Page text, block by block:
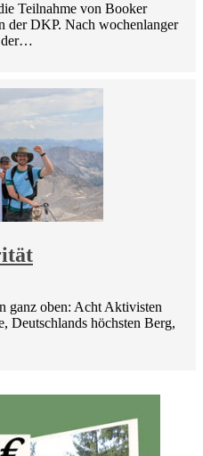
Teilnahme von Booker
der DKP. Nach wochenlanger
der…
ganz oben: Acht Aktivisten
Deutschlands höchsten Berg,